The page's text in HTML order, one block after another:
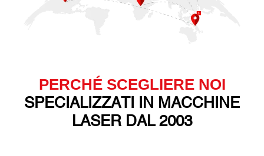
PERCHÉ SCEGLIERE NOI
SPECIALIZZATI IN MACCHINE
LASER DAL 2003